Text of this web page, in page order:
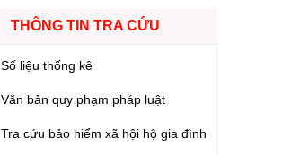
THÔNG TIN TRA CỨU
Số liệu thống kê
Văn bản quy phạm pháp luật
Tra cứu bảo hiểm xã hội hộ gia đình